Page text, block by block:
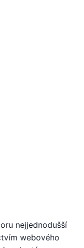
nejjednodušší
webového